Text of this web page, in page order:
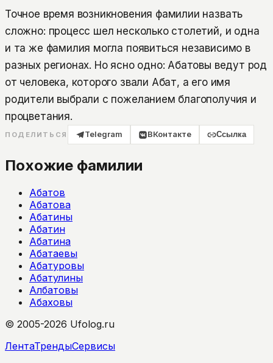
Точное время возникновения фамилии назвать
сложно: процесс шел несколько столетий, и одна
и та же фамилия могла появиться независимо в
разных регионах. Но ясно одно: Абатовы ведут род
от человека, которого звали Абат, а его имя
родители выбрали с пожеланием благополучия и
процветания.
ПОДЕЛИТЬСЯ Telegram ВКонтакте Ссылка
Похожие фамилии
Абатов
Абатова
Абатины
Абатин
Абатина
Абатаевы
Абатуровы
Абатулины
Албатовы
Абаховы
© 2005-2026 Ufolog.ru
ЛентаТрендыСервисы